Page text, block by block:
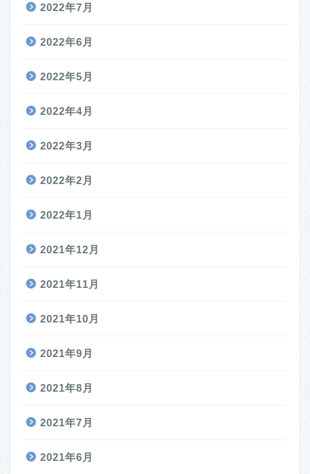
2022年7月
2022年6月
2022年5月
2022年4月
2022年3月
2022年2月
2022年1月
2021年12月
2021年11月
2021年10月
2021年9月
2021年8月
2021年7月
2021年6月